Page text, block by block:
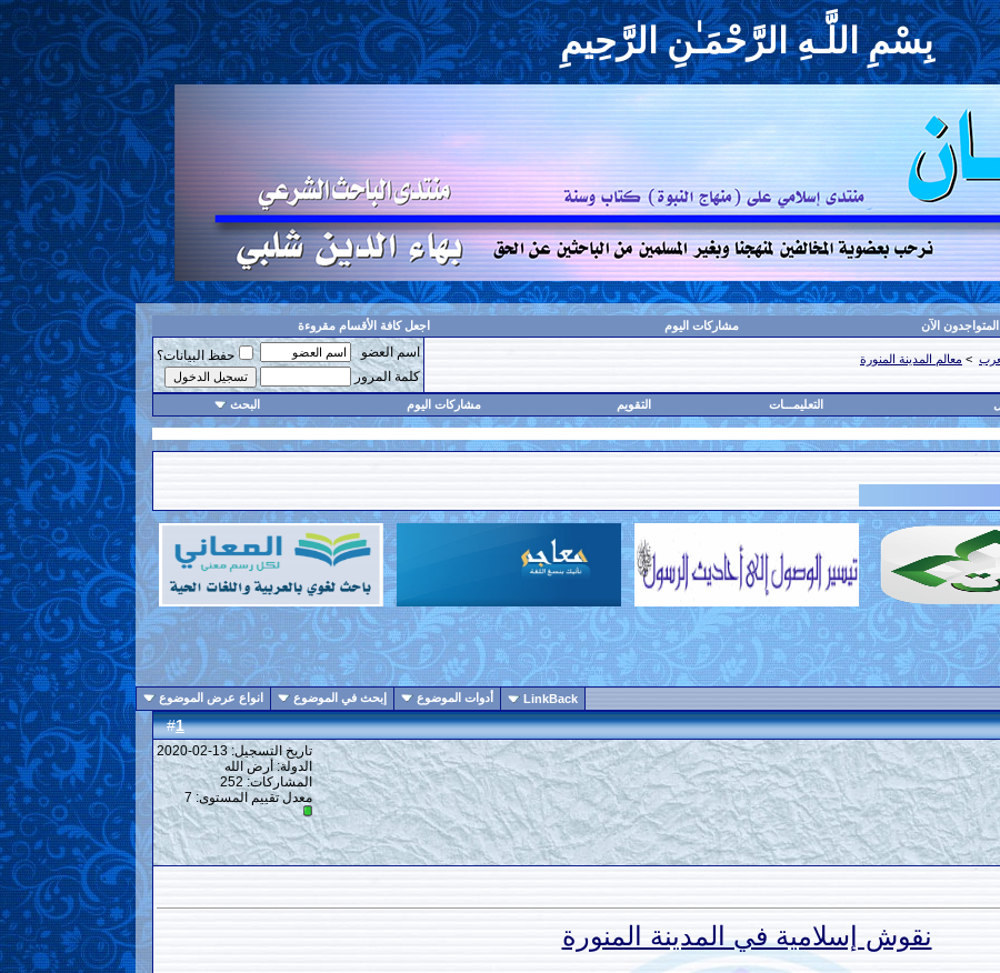
بِسْمِ اللَّـهِ الرَّحْمَـٰنِ الرَّحِيمِ
المتواجدون الآن مشاركات اليوم اجعل كافة الأقسام مقروءة
> معالم المدينة المنورة اسم العضو
حفظ البيانات؟
كلمة المرور
التعليمـــات التقويم مشاركات اليوم البحث
LinkBack أدوات الموضوع إبحث في الموضوع انواع عرض الموضوع
#
1
تاريخ التسجيل: 13-02-2020
الدولة: أرض الله
المشاركات: 252
معدل تقييم المستوى: 7
نقوش إسلامية في المدينة المنورة